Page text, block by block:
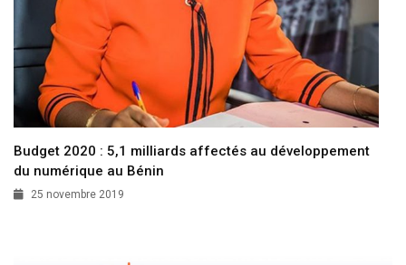
Budget 2020 : 5,1 milliards affectés au développement
du numérique au Bénin
25 novembre 2019